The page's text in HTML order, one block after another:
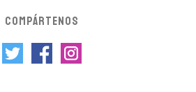
COMPÁRTENOS